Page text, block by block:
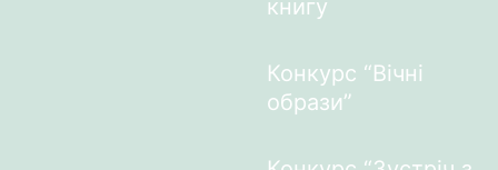
книгу
Конкурс “Вічні
образи”